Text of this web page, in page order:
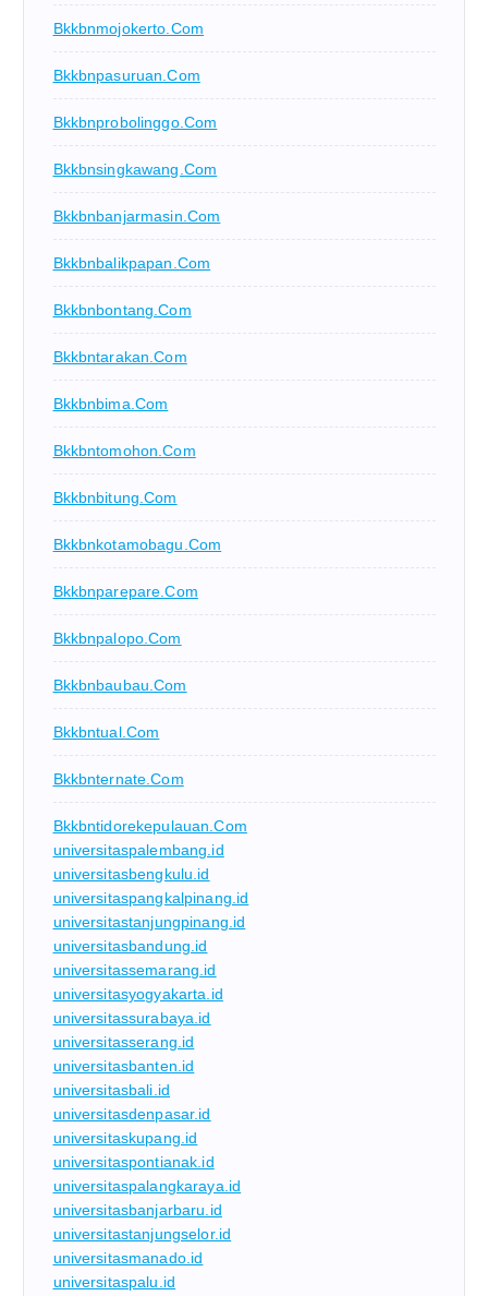
Bkkbnmojokerto.com
Bkkbnpasuruan.com
Bkkbnprobolinggo.com
Bkkbnsingkawang.com
Bkkbnbanjarmasin.com
Bkkbnbalikpapan.com
Bkkbnbontang.com
Bkkbntarakan.com
Bkkbnbima.com
Bkkbntomohon.com
Bkkbnbitung.com
Bkkbnkotamobagu.com
Bkkbnparepare.com
Bkkbnpalopo.com
Bkkbnbaubau.com
Bkkbntual.com
Bkkbnternate.com
Bkkbntidorekepulauan.com
universitaspalembang.id
universitasbengkulu.id
universitaspangkalpinang.id
universitastanjungpinang.id
universitasbandung.id
universitassemarang.id
universitasyogyakarta.id
universitassurabaya.id
universitasserang.id
universitasbanten.id
universitasbali.id
universitasdenpasar.id
universitaskupang.id
universitaspontianak.id
universitaspalangkaraya.id
universitasbanjarbaru.id
universitastanjungselor.id
universitasmanado.id
universitaspalu.id